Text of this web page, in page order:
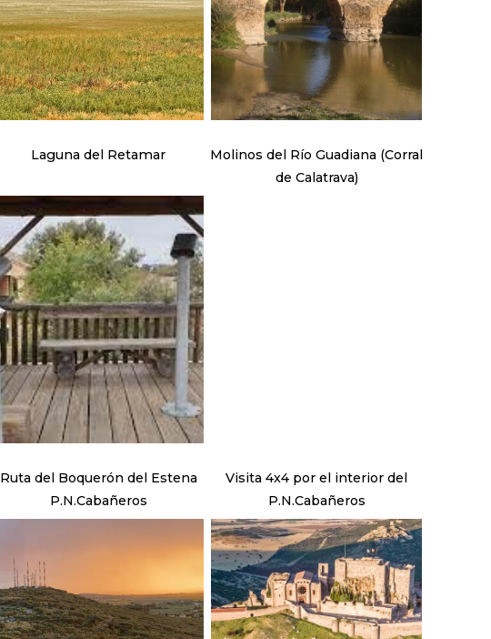
Laguna del Retamar
Molinos del Río Guadiana (Corral
de Calatrava)
Ruta del Boquerón del Estena
P.N.Cabañeros
Visita 4x4 por el interior del
P.N.Cabañeros